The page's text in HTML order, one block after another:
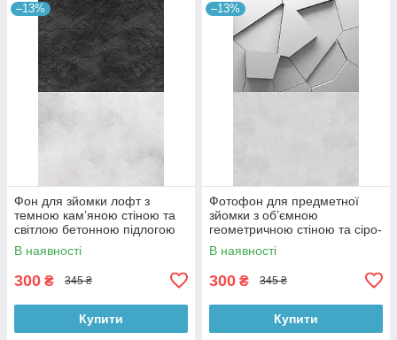
–13%
Фон для зйомки лофт з
темною кам’яною стіною та
світлою бетонною підлогою
60×90 см, №57331
В наявності
300 ₴ 345 ₴
Купити
–13%
Фотофон для предметної
зйомки з об’ємною
геометричною стіною та сіро-
бетонною підлогою 60×90
см, №57397
В наявності
300 ₴ 345 ₴
Купити